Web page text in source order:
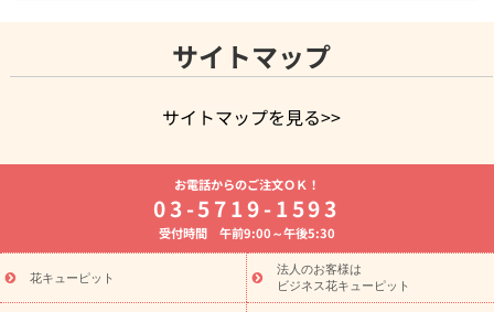
サイトマップ
サイトマップを見る>>
よく贈られる花
お祝いの花特集
誕生日フラワーギフト特集
8月の誕生花(トルコキキョウ)
開店・開業祝い
お供え・お悔やみ お供え・お悔やみの花
通夜・葬儀に贈る花 胡蝶蘭・花鉢
ーブドフラワー
季節のイベント
ひまわり ギフト・プレゼント
特集
お盆 花（新盆・初盆） 季節のイベント
お盆 花（新
お電話からのご注文ＯＫ！
03-5719-1593
受付時間 午前9:00～午後5:30
花キューピット
法人のお客様は
ビジネス花キューピット